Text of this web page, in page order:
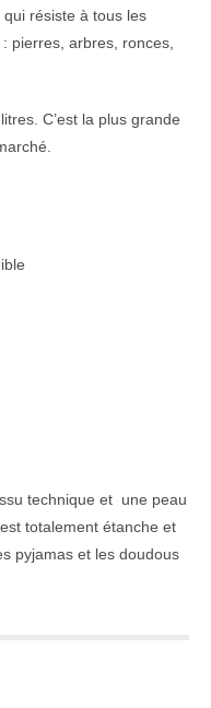
qui résiste à tous les
pierres, arbres, ronces,
C’est la plus grande
technique et une peau
totalement étanche et
pyjamas et les doudous